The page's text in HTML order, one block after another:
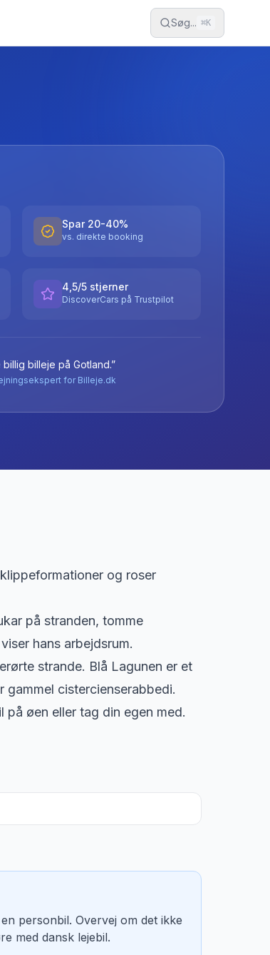
Søg... ⌘K
Spar 20-40%
vs. direkte booking
4,5/5 stjerner
DiscoverCars på Trustpilot
billig billeje på Gotland.”
for Billeje.dk
og roser
på stranden, tomme
hans arbejdsrum.
strande. Blå Lagunen er et
cistercienserabbedi.
øen eller tag din egen med.
personbil. Overvej om det ikke
med dansk lejebil.